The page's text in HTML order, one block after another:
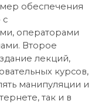
мер обеспечения
с
операторами
Второе
лекций,
курсов,
манипуляции и
так и в